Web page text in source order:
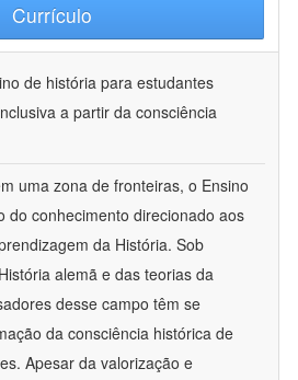
Currículo
de história para estudantes
a partir da consciência
uma zona de fronteiras, o Ensino
do conhecimento direcionado aos
da História. Sob
alemã e das teorias da
desse campo têm se
da consciência histórica de
Apesar da valorização e